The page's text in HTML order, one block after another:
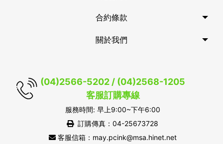
合約條款
關於我們
(04)2566-5202 / (04)2568-1205
客服訂購專線
服務時間: 早上9:00~下午6:00
訂購傳真：04-25673728
客服信箱：may.pcink@msa.hinet.net